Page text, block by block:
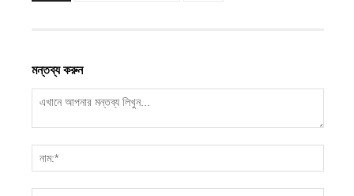
মন্তব্য করুন